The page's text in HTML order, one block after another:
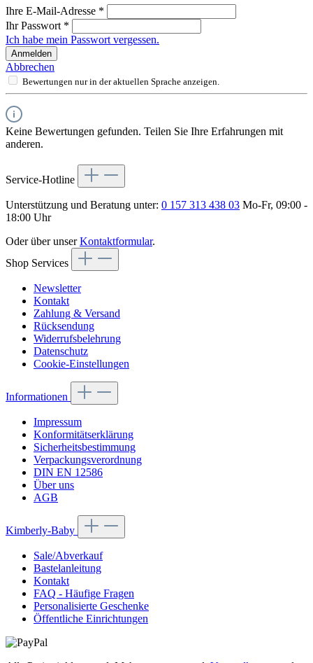
Ihre E-Mail-Adresse *
Ihr Passwort *
Ich habe mein Passwort vergessen.
Anmelden
Abbrechen
Bewertungen nur in der aktuellen Sprache anzeigen.
Keine Bewertungen gefunden. Teilen Sie Ihre Erfahrungen mit
anderen.
Service-Hotline
Unterstützung und Beratung unter: 0 157 313 438 03 Mo-Fr, 09:00 -
18:00 Uhr
Oder über unserKontaktformular.
Shop Services
Newsletter
Kontakt
Zahlung & Versand
Rücksendung
Widerrufsbelehrung
Datenschutz
Cookie-Einstellungen
Informationen
Impressum
Konformitätserklärung
Sicherheitsbestimmung
Verpackungsverordnung
DIN EN 12586
Über uns
AGB
Kimberly-Baby
Sale/Abverkauf
Bastelanleitung
Kontakt
FAQ - Häufige Fragen
Personalisierte Geschenke
Öffentliche Einrichtungen